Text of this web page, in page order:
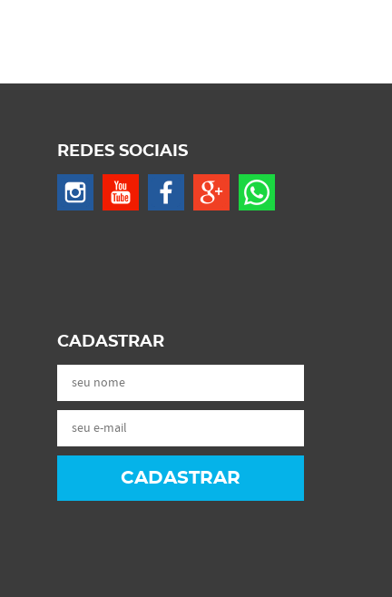
REDES SOCIAIS
CADASTRAR
CADASTRAR